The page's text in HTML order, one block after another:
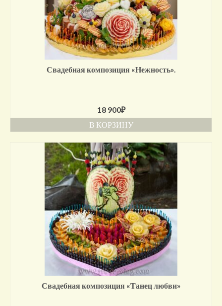
Свадебная композиция «Нежность».
18 900₽
В КОРЗИНУ
Свадебная композиция «Танец любви»